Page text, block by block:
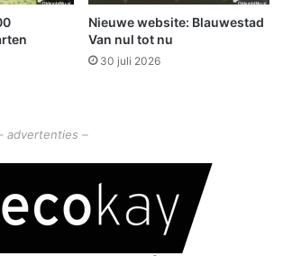
Nieuwe website: Blauwestad
Van nul tot nu
30 juli 2026
–